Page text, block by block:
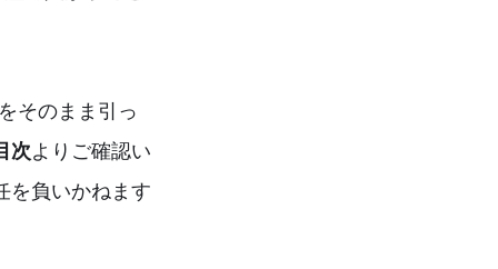
そのまま引っ
次よりご確認い
を負いかねます